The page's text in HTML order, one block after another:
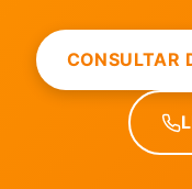
CONSULTAR